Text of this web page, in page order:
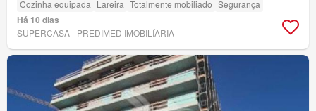
Cozinha equipada Lareira Totalmente mobiliado Segurança
Há 10 dias
SUPERCASA - PREDIMED IMOBILÍARIA